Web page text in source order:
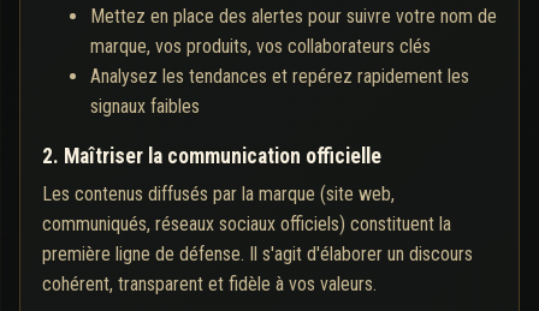
Mettez en place des alertes pour suivre votre nom de
marque, vos produits, vos collaborateurs clés
Analysez les tendances et repérez rapidement les
signaux faibles
2. Maîtriser la communication officielle
Les contenus diffusés par la marque (site web,
communiqués, réseaux sociaux officiels) constituent la
première ligne de défense. Il s'agit d'élaborer un discours
cohérent, transparent et fidèle à vos valeurs.